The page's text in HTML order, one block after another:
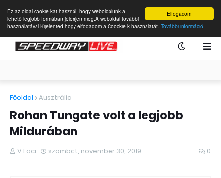
Elfogadom
Ez az oldal cookie-kat használ, hogy weboldalunk a
lehető legjobb formában jelenjen meg.A weboldal további
használatával Kijelented,hogy elfodadom a Coockie-k használatát. További információ
Főoldal Ausztrália
Rohan Tungate volt a legjobb
Mildurában
V.Laci szombat, november 30, 2019 0